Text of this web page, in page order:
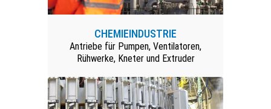
CHEMIEINDUSTRIE
Antriebe für Pumpen, Ventilatoren,
Rühwerke, Kneter und Extruder